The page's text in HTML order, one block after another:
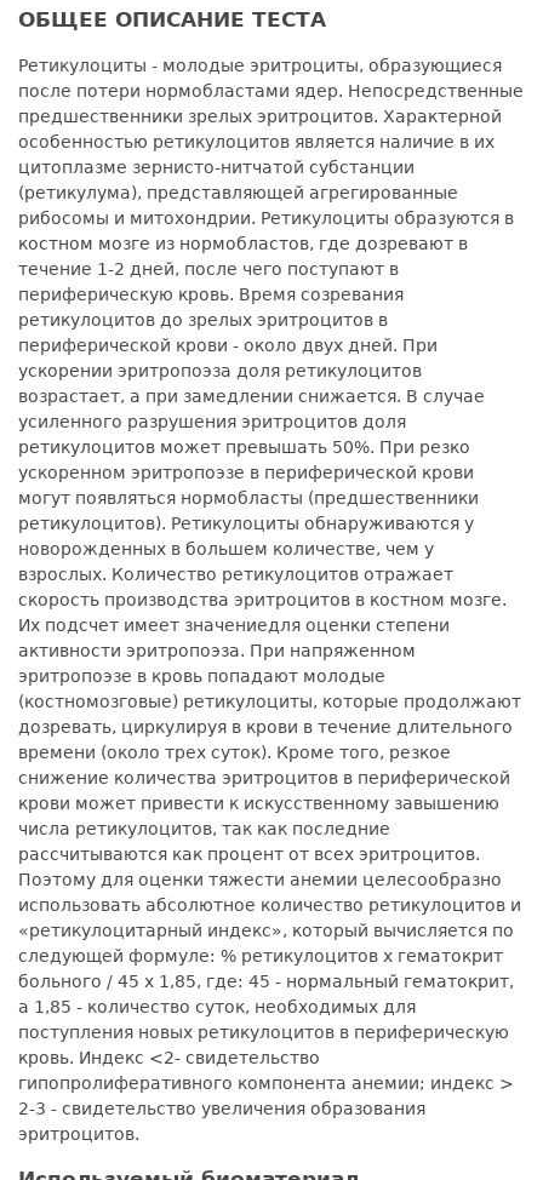
ОБЩЕЕ ОПИСАНИЕ ТЕСТА
Ретикулоциты - молодые эритроциты, образующиеся
после потери нормобластами ядер. Непосредственные
предшественники зрелых эритроцитов. Характерной
особенностью ретикулоцитов является наличие в их
цитоплазме зернисто-нитчатой субстанции
(ретикулума), представляющей агрегированные
рибосомы и митохондрии. Ретикулоциты образуются в
костном мозге из нормобластов, где дозревают в
течение 1-2 дней, после чего поступают в
периферическую кровь. Время созревания
ретикулоцитов до зрелых эритроцитов в
периферической крови - около двух дней. При
ускорении эритропоэза доля ретикулоцитов
возрастает, а при замедлении снижается. В случае
усиленного разрушения эритроцитов доля
ретикулоцитов может превышать 50%. При резко
ускоренном эритропоэзе в периферической крови
могут появляться нормобласты (предшественники
ретикулоцитов). Ретикулоциты обнаруживаются у
новорожденных в большем количестве, чем у
взрослых. Количество ретикулоцитов отражает
скорость производства эритроцитов в костном мозге.
Их подсчет имеет значениедля оценки степени
активности эритропоэза. При напряженном
эритропоэзе в кровь попадают молодые
(костномозговые) ретикулоциты, которые продолжают
дозревать, циркулируя в крови в течение длительного
времени (около трех суток). Кроме того, резкое
снижение количества эритроцитов в периферической
крови может привести к искусственному завышению
числа ретикулоцитов, так как последние
рассчитываются как процент от всех эритроцитов.
Поэтому для оценки тяжести анемии целесообразно
использовать абсолютное количество ретикулоцитов и
«ретикулоцитарный индекс», который вычисляется по
следующей формуле: % ретикулоцитов х гематокрит
больного / 45 х 1,85, где: 45 - нормальный гематокрит,
а 1,85 - количество суток, необходимых для
поступления новых ретикулоцитов в периферическую
кровь. Индекс <2- свидетельство
гипопролиферативного компонента анемии; индекс >
2-3 - свидетельство увеличения образования
эритроцитов.